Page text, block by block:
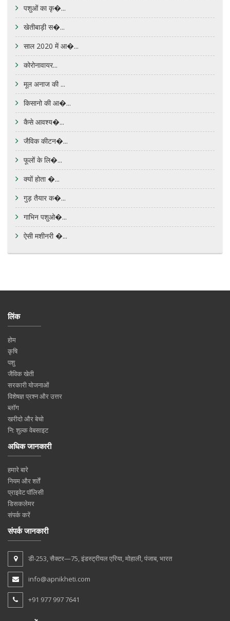
पशुओं का कृ�...
खेतीबाड़ी स�...
साल 2020 में आ�...
कोरोनावायर...
मूल अनाज की ...
किसानो की आ�...
कैसे आवश्य�...
जैविक कीटन�...
फूलों के लि�...
क्यों होता �...
गुड़ तैयार क�...
गाभिन पशुओ�...
ऐसी मशीनरी �...
लिंक
होम
कृषि
पशु
जैविक खेती
सरकारी योजनाओं
विशेषज्ञ प्रश्न और उत्तर
ब्लॉग
खरीदो और बेचो
नि: शुल्क वेबसाइट
अधिक जानकारी
हमारे बारे
नियम और शर्तें
प्राइवेट पॉलिसी
डिसकलेमर
संपर्क करें
संपर्क जानकारी
डी-253, सैक्टर—75, इंडस्ट्रीयल एरिया, मोहाली, पंजाब, भारत
info@apnikheti.com
+91 977 997 7641